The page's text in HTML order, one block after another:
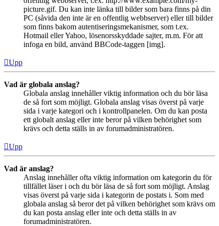
picture.gif. Du kan inte länka till bilder som bara finns på din
PC (såvida den inte är en offentlig webbserver) eller till bilder
som finns bakom autentiseringsmekanismer, som t.ex.
Hotmail eller Yahoo, lösenorsskyddade sajter, m.m. För att
infoga en bild, använd BBCode-taggen [img].
Upp
Vad är globala anslag?
Globala anslag innehåller viktig information och du bör läsa
de så fort som möjligt. Globala anslag visas överst på varje
sida i varje kategori och i kontrollpanelen. Om du kan posta
ett globalt anslag eller inte beror på vilken behörighet som
krävs och detta ställs in av forumadministratören.
Upp
Vad är anslag?
Anslag innehåller ofta viktig information om kategorin du för
tillfället läser i och du bör läsa de så fort som möjligt. Anslag
visas överst på varje sida i kategorin de postats i. Som med
globala anslag så beror det på vilken behörighet som krävs om
du kan posta anslag eller inte och detta ställs in av
forumadministratören.